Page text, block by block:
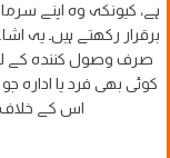
ہے، کیونکہ وہ اپنے
صرف وصول کنندہ کے لیے
کوئی بھی فرد یا ادارہ جو
اس کے خلاف